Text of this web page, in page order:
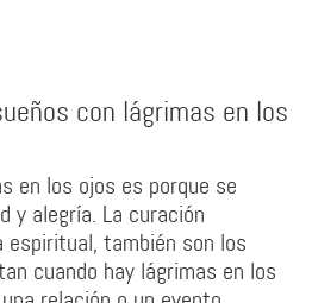
con lágrimas en los
en los ojos es porque se
y alegría. La curación
espiritual, también son los
cuando hay lágrimas en los